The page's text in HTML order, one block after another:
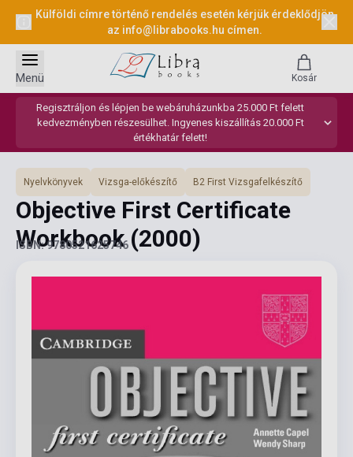
Külföldi címre történő rendelés esetén kérjük érdeklődjön
az info@librabooks.hu címen.
Regisztráljon és lépjen be webáruházunkba 25.000 Ft felett
kedvezményben részesülhet. Ingyenes kiszállítás 20.000 Ft
értékhatár felett!
Menü Kosár
Nyelvkönyvek Vizsga-előkészítő B2 First Vizsgafelkészítő
Objective First Certificate
Workbook(2000)
ISBN: 9780521625746